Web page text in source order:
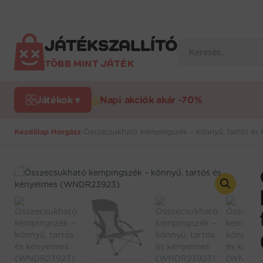
JÁTÉKSZALLÍTÓ
TÖBB MINT JÁTÉK
search
Játékok ▾ Napi akciók akár -70%
Kezdőlap Horgász Összecsukható kempingszék – könnyű, tartós és